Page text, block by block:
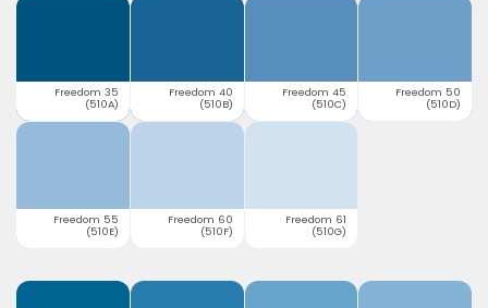
Freedom 35
(510A)
Freedom 40
(510B)
Freedom 45
(510C)
Freedom 50
(510D)
Freedom 55
(510E)
Freedom 60
(510F)
Freedom 61
(510G)